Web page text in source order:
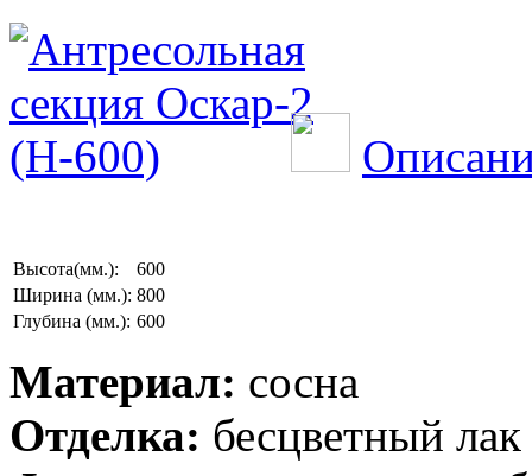
Высота(мм.):
600
Ширина (мм.): 800
Глубина (мм.): 600
Материал: сосна
Отделка: бесцветный лак